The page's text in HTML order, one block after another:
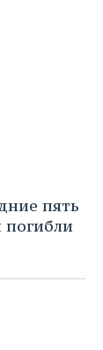
пять
погибли